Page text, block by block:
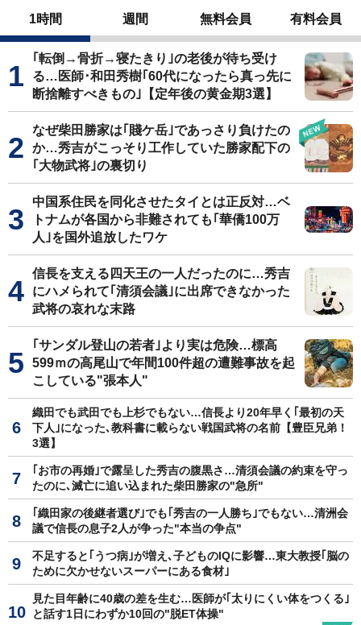
1時間 週間 無料会員 有料会員
｢転倒→骨折→寝たきり｣の老後が待ち受け
る…医師･和田秀樹｢60代になったら真っ先に
断捨離すべきもの｣【定年後の黄金期3選】
なぜ柴田勝家は｢賤ケ岳｣であっさり負けたの
か…秀吉がこっそり工作していた勝家配下の
｢大物武将｣の裏切り
中国系住民を同化させたタイとは正反対…ベ
トナムが各国から非難されても｢華僑100万
人｣を国外追放したワケ
信長を支える四天王の一人だったのに…秀吉
にハメられて｢清須会議｣に出席できなかった
武将の哀れな末路
｢サンダル登山の若者｣より実は危険…標高
599ｍの高尾山で年間100件超の遭難事故を起
こしている"張本人"
織田でも武田でも上杉でもない…信長より20年早く｢最初の天
下人｣になった､教科書に載らない戦国武将の名前【豊臣兄弟！
3選】
｢お市の再婚｣で露呈した秀吉の腹黒さ…清須会議の約束を守っ
たのに､滅亡に追い込まれた柴田勝家の"急所"
｢織田家の後継者選び｣でも｢秀吉の一人勝ち｣でもない…清洲会
議で信長の息子2人が争った"本当の争点"
不足すると｢うつ病｣が増え､子どものIQに影響…東大教授｢脳の
ために欠かせないスーパーにある食材｣
見た目年齢に40歳の差を生む…医師が｢太りにくい体をつくる｣
と話す1日にわずか10回の"脱ET体操"